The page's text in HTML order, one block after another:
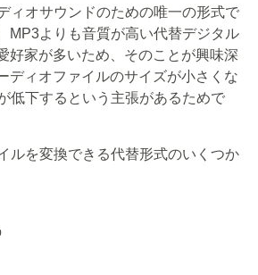
ィオサウンドのための唯一の形式で
MP3よりも音質が高い代替デジタル
好家が多いため、そのことが興味深
ディオファイルのサイズが小さくな
低下するという主張があるためで
ルを変換できる代替形式のいくつか